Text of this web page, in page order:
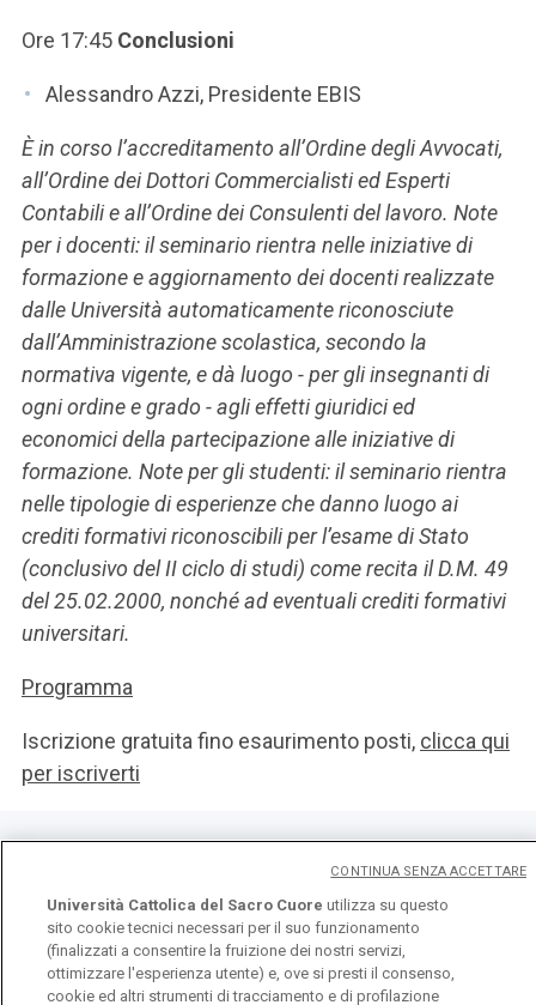
Ore 17:45 Conclusioni
Alessandro Azzi, Presidente EBIS
È in corso l’accreditamento all’Ordine degli Avvocati,
all’Ordine dei Dottori Commercialisti ed Esperti
Contabili e all’Ordine dei Consulenti del lavoro. Note
per i docenti: il seminario rientra nelle iniziative di
formazione e aggiornamento dei docenti realizzate
dalle Università automaticamente riconosciute
dall’Amministrazione scolastica, secondo la
normativa vigente, e dà luogo - per gli insegnanti di
ogni ordine e grado - agli effetti giuridici ed
economici della partecipazione alle iniziative di
formazione. Note per gli studenti: il seminario rientra
nelle tipologie di esperienze che danno luogo ai
crediti formativi riconoscibili per l’esame di Stato
(conclusivo del II ciclo di studi) come recita il D.M. 49
del 25.02.2000, nonché ad eventuali crediti formativi
universitari.
Programma
Iscrizione gratuita fino esaurimento posti, clicca qui
per iscriverti
Università Cattolica del Sacro Cuore utilizza su questo
sito cookie tecnici necessari per il suo funzionamento
(finalizzati a consentire la fruizione dei nostri servizi,
ottimizzare l'esperienza utente) e, ove si presti il consenso,
cookie ed altri strumenti di tracciamento e di profilazione
CONTINUA SENZA ACCETTARE